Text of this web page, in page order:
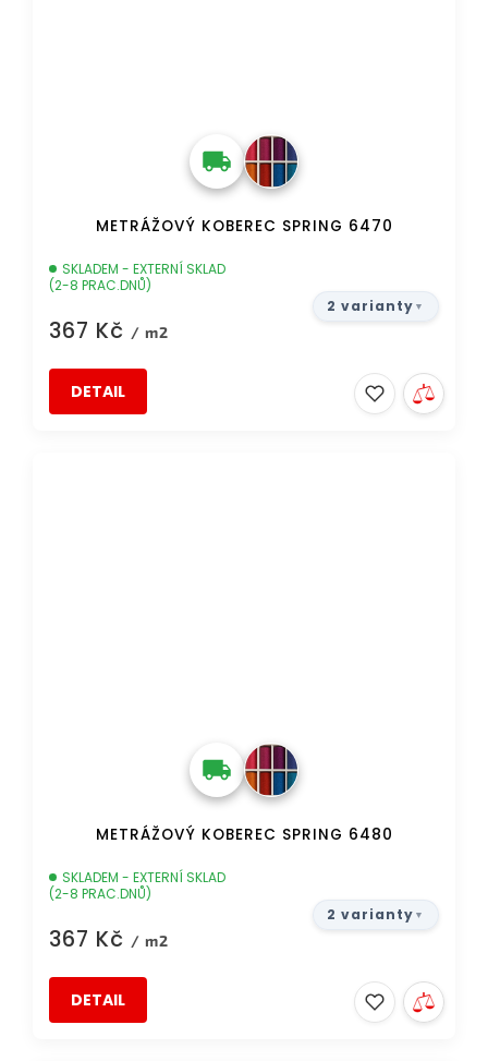
METRÁŽOVÝ KOBEREC SPRING 6470
SKLADEM - EXTERNÍ SKLAD
(2-8 PRAC.DNŮ)
367 Kč / m2
DETAIL
2 varianty
METRÁŽOVÝ KOBEREC SPRING 6480
SKLADEM - EXTERNÍ SKLAD
(2-8 PRAC.DNŮ)
367 Kč / m2
DETAIL
2 varianty